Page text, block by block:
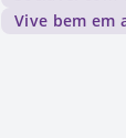
Vive bem em